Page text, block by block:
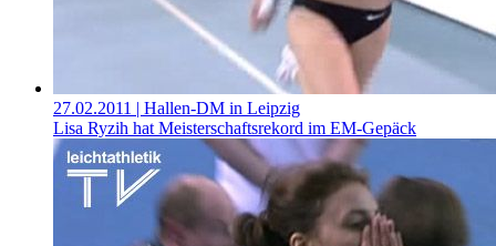
27.02.2011 | Hallen-DM in Leipzig
Lisa Ryzih hat Meisterschaftsrekord im EM-Gepäck